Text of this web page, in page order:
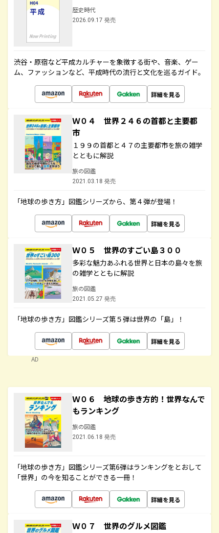
歴史時代
2026.09.17 発売
渋谷・原宿など平成カルチャーを象徴する街や、音楽、ゲー
ム、ファッションなど、平成時代の流行と文化を巡るガイド。
詳細を見る
Ｗ０４ 世界２４６の首都と主要都
市
１９９の首都と４７の主要都市を旅の雑学
とともに解説
旅の図鑑
2021.03.18 発売
「地球の歩き方」図鑑シリーズから、第４弾が登場！
詳細を見る
Ｗ０５ 世界のすごい島３００
多彩な魅力あふれる世界と日本の島々を旅
の雑学とともに解説
旅の図鑑
2021.05.27 発売
「地球の歩き方」図鑑シリーズ第５弾は世界の「島」！
詳細を見る
AD
Ｗ０６ 地球の歩き方的！世界なんで
もランキング
旅の図鑑
2021.06.18 発売
「地球の歩き方」図鑑シリーズ第6弾はランキングをとおして
「世界」の今を知ることができる一冊！
詳細を見る
Ｗ０７ 世界のグルメ図鑑